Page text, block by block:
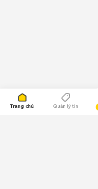
Trang chủ Quản lý tin